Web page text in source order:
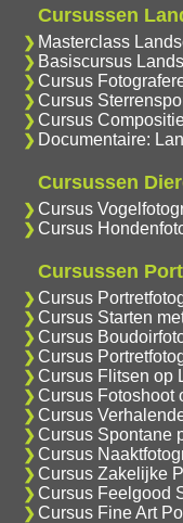
Cursussen
Masterclass
Basiscursus
Cursus
Cursus
Cursus
Documentaire:
Cursussen
Cursus
Cursus
Cursussen
Cursus
Cursus Starten
Cursus
Cursus
Cursus Flitsen op
Cursus Fotoshoot
Cursus
Cursus Spontane
Cursus
Cursus Zakelijke
Cursus Feelgood
Cursus Fine Art